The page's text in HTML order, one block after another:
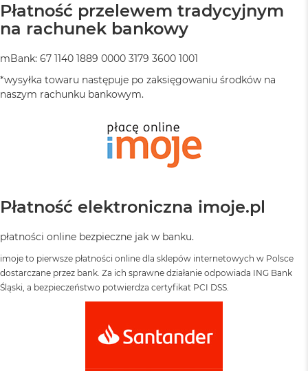
Płatność przelewem tradycyjnym
na rachunek bankowy
mBank: 67 1140 1889 0000 3179 3600 1001
*wysyłka towaru następuje po zaksięgowaniu środków na
naszym rachunku bankowym.
Płatność elektroniczna imoje.pl
płatności online bezpieczne jak w banku.
imoje to pierwsze płatności online dla sklepów internetowych w Polsce
dostarczane przez bank. Za ich sprawne działanie odpowiada ING Bank
Śląski, a bezpieczeństwo potwierdza certyfikat PCI DSS.